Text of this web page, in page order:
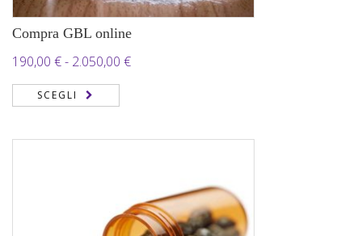
Compra GBL online
190,00 €- 2.050,00 €Fascia
2.050,00 €
SCEGLI